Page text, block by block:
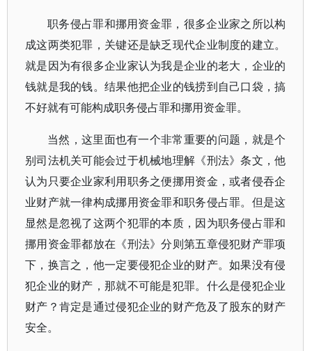
职务侵占罪和挪用资金罪，很多企业家之所以构
成这两类犯罪，关键还是缺乏现代企业制度的建立。
就是因为有很多企业家认为我是企业的老大，企业的
钱就是我的钱。结果他把企业的钱捞到自己口袋，搞
不好就有可能构成职务侵占罪和挪用资金罪。
当然，这里面也有一个非常重要的问题，就是个
别司法机关可能会过于机械地理解《刑法》条文，他
认为只要企业家利用职务之便挪用资金，或者侵吞企
业财产就一律构成挪用资金罪和职务侵占罪。但是这
显然是忽视了这两个犯罪的本质，因为职务侵占罪和
挪用资金罪都放在《刑法》分则第五章侵犯财产罪项
下，换言之，他一定要侵犯企业的财产。如果没有侵
犯企业的财产，那就不可能是犯罪。什么是侵犯企业
财产？肯定是通过侵犯企业的财产危及了股东的财产
安全。